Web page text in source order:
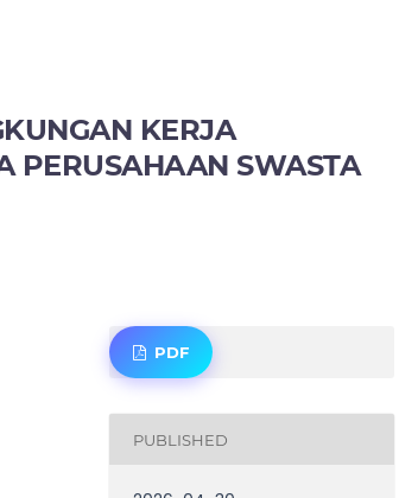
KERJA
PERUSAHAAN SWASTA
PDF
PUBLISHED